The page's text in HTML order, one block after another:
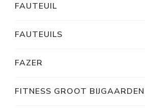
FAUTEUIL
FAUTEUILS
FAZER
FITNESS GROOT BIJGAARDEN